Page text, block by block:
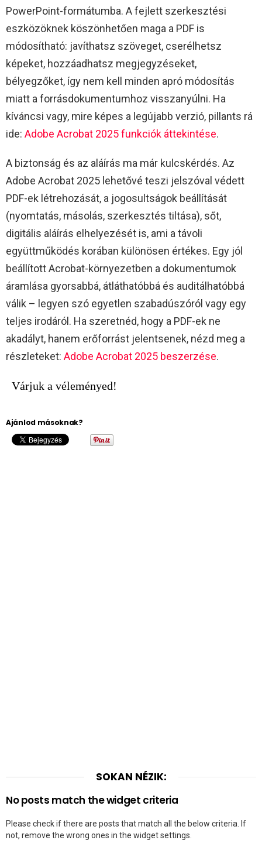
PowerPoint-formátumba. A fejlett szerkesztési
eszközöknek köszönhetően maga a PDF is
módosítható: javíthatsz szöveget, cserélhetsz
képeket, hozzáadhatsz megjegyzéseket,
bélyegzőket, így nem kell minden apró módosítás
miatt a forrásdokumentumhoz visszanyúlni. Ha
kíváncsi vagy, mire képes a legújabb verzió, pillants rá
ide: Adobe Acrobat 2025 funkciók áttekintése.​
A biztonság és az aláírás ma már kulcskérdés. Az
Adobe Acrobat 2025 lehetővé teszi jelszóval védett
PDF-ek létrehozását, a jogosultságok beállítását
(nyomtatás, másolás, szerkesztés tiltása), sőt,
digitális aláírás elhelyezését is, ami a távoli
együttműködés korában különösen értékes. Egy jól
beállított Acrobat-környezetben a dokumentumok
áramlása gyorsabbá, átláthatóbbá és auditálhatóbbá
válik – legyen szó egyetlen szabadúszóról vagy egy
teljes irodáról. Ha szeretnéd, hogy a PDF-ek ne
akadályt, hanem erőforrást jelentsenek, nézd meg a
részleteket: Adobe Acrobat 2025 beszerzése.​
Várjuk a véleményed!
Ajánlod másoknak?
SOKAN NÉZIK:
No posts match the widget criteria
Please check if there are posts that match all the below criteria. If
not, remove the wrong ones in the widget settings.